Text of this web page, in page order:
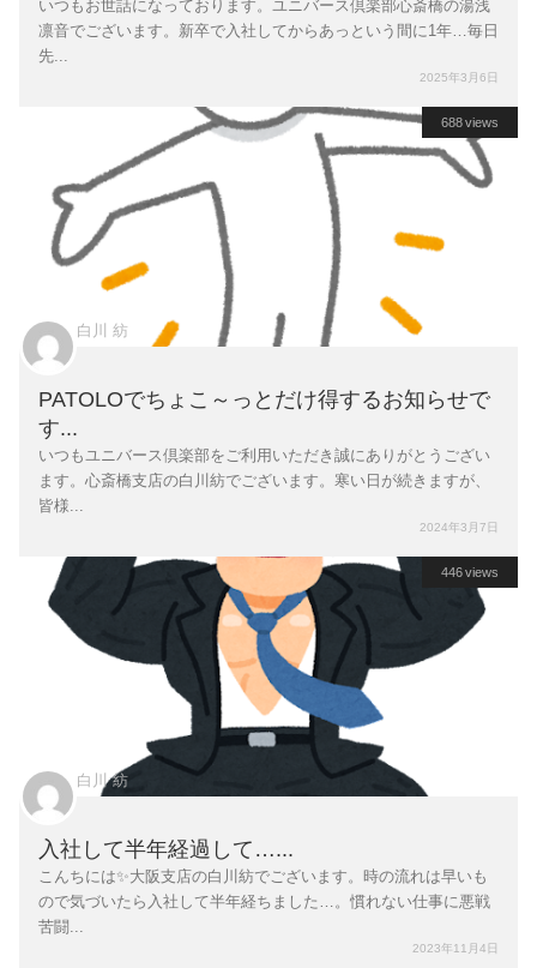
いつもお世話になっております。ユニバース倶楽部心斎橋の湯浅
凛音でございます。新卒で入社してからあっという間に1年…毎日
先...
2025年3月6日
白川 紡
688 views
PATOLOでちょこ～っとだけ得するお知らせで
す...
いつもユニバース倶楽部をご利用いただき誠にありがとうござい
ます。心斎橋支店の白川紡でございます。寒い日が続きますが、
皆様...
2024年3月7日
白川 紡
446 views
入社して半年経過して…...
こんちには✨大阪支店の白川紡でございます。時の流れは早いも
ので気づいたら入社して半年経ちました…。慣れない仕事に悪戦
苦闘...
2023年11月4日